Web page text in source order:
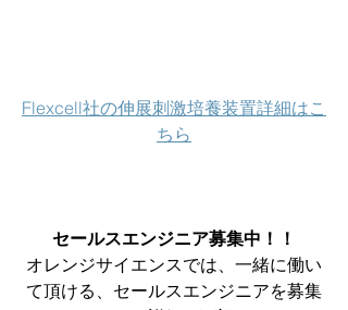
Flexcell社の伸展刺激培養装置詳細はこ
ちら
セールスエンジニア募集中！！
オレンジサイエンスでは、一緒に働い
て頂ける、セールスエンジニアを募集